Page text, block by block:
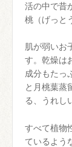
活の中で昔
桃（げっと
肌が弱いお
す。乾燥は
成分もたっ
と月桃葉蒸
る、うれし
すべて植物
ているよう